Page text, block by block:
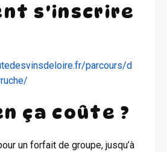
s'inscrire
parcours/d
ça coûte ?
un forfait de groupe, jusqu’à